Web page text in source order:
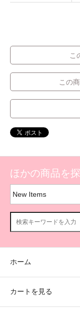
こ
この
ほかの商品を
ホーム
カートを見る